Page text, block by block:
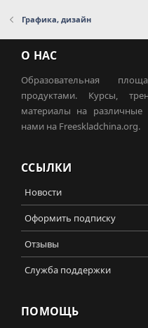
Графика, дизайн
О НАС
Образовательная
продуктами. Курсы,
материалы на различные
нами на Freeskladchina.org.
ССЫЛКИ
Новости
Оформить подписку
Отзывы
Служба поддержки
ПОМОЩЬ